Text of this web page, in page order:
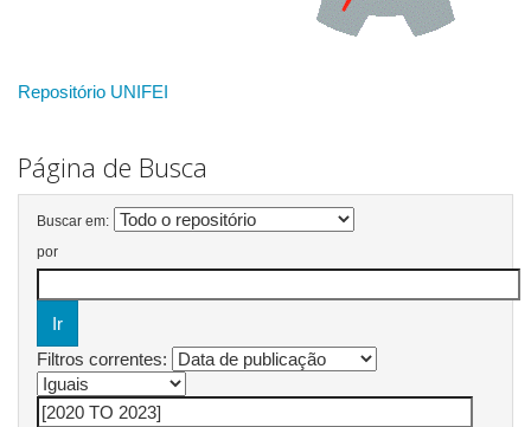
Repositório UNIFEI
Página de Busca
Buscar em:
por
Filtros correntes: